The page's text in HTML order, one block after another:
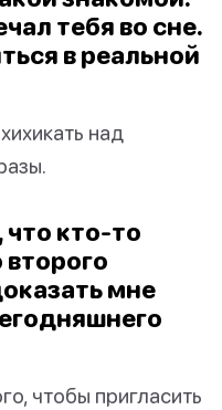
тебя во сне.
в реальной
над
что кто-то
мне
чтобы пригласить